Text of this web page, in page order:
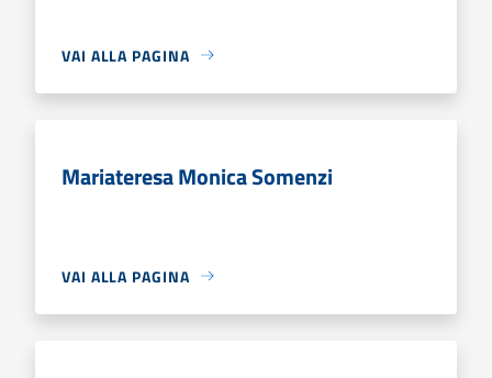
VAI ALLA PAGINA
Mariateresa Monica Somenzi
VAI ALLA PAGINA